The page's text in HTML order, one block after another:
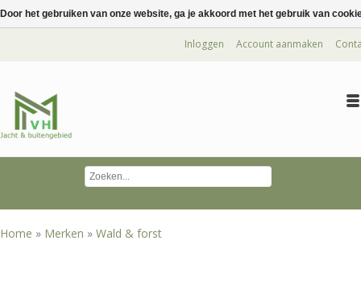
Inloggen Account aanmaken
Home » Merken » Wald & forst
Door het gebruiken van onze website, ga je akkoord met het gebruik van